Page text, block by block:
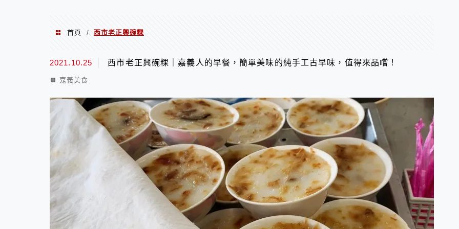
首頁 / 西市老正興碗粿
西市老正興碗粿
2021.10.25 西市老正興碗粿｜嘉義人的早餐，簡單美味的純手工古早味，值得來品嚐！
嘉義美食